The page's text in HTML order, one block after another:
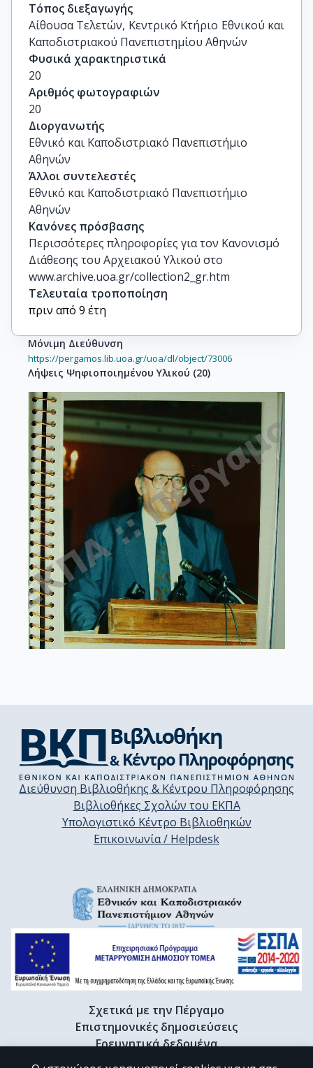
Τόπος διεξαγωγής
Αίθουσα Τελετών, Κεντρικό Κτήριο Εθνικού και
Καποδιστριακού Πανεπιστημίου Αθηνών
Φυσικά χαρακτηριστικά
20
Αριθμός φωτογραφιών
20
Διοργανωτής
Εθνικό και Καποδιστριακό Πανεπιστήμιο
Αθηνών
Άλλοι συντελεστές
Εθνικό και Καποδιστριακό Πανεπιστήμιο
Αθηνών
Κανόνες πρόσβασης
Περισσότερες πληροφορίες για τον Κανονισμό
Διάθεσης του Αρχειακού Υλικού στο
www.archive.uoa.gr/collection2_gr.htm
Τελευταία τροποποίηση
πριν από 9 έτη
Μόνιμη Διεύθυνση
https://pergamos.lib.uoa.gr/uoa/dl/object/73006
Λήψεις Ψηφιοποιημένου Υλικού (20)
Διεύθυνση Βιβλιοθήκης & Κέντρου Πληροφόρησης
Βιβλιοθήκες Σχολών του ΕΚΠΑ
Υπολογιστικό Κέντρο Βιβλιοθηκών
Επικοινωνία / Helpdesk
Σχετικά με την Πέργαμο
Επιστημονικές δημοσιεύσεις
Ερευνητικά δεδομένα
Διδακτορικές διατριβές & Γκρίζα βιβλιογραφία